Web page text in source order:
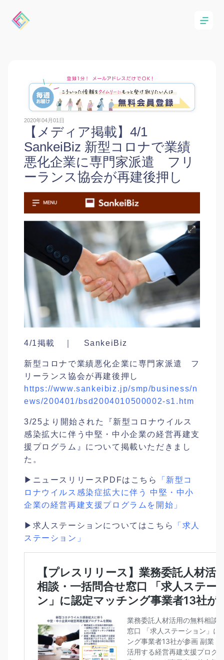
2020年04月01日
【メディア掲載】4/1
SankeiBiz 新型コロナで業績
悪化企業に専門家派遣 フリ
ーランス協会が再建後押し
4/1掲載 ｜ SankeiBiz
新型コロナで業績悪化企業に専門家派遣 フ
リーランス協会が再建後押し
https://www.sankeibiz.jp/smp/business/n
ews/200401/bsd2004010500002-s1.htm
3/25より開始された『新型コロナウイルス
感染拡大に伴う中堅・中小企業の経営再建支
援プログラム』について掲載いただきまし
た。
▶ニュースリリースPDFはこちら
「新型コ
ロナウイルス感染症拡大に伴う 中堅・中小
企業の経営再建支援プログラムを開始」
▶求人ステーションについてはこちら
「求人
ステーション」